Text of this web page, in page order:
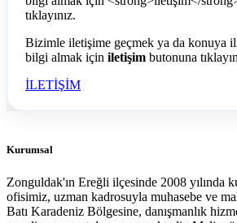
Bizimle iletişime geçmek ya da konuya
bilgi almak için iletişim butonuna
İLETİŞİM
Kurumsal
Zonguldak'ın Ereğli ilçesinde 2008 yılında
ofisimiz, uzman kadrosuyla muhasebe ve
Batı Karadeniz Bölgesine, danışmanlık